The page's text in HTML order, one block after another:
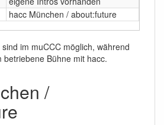
hacc München / about:future
im muCCC möglich, während
Bühne mit hacc.
/